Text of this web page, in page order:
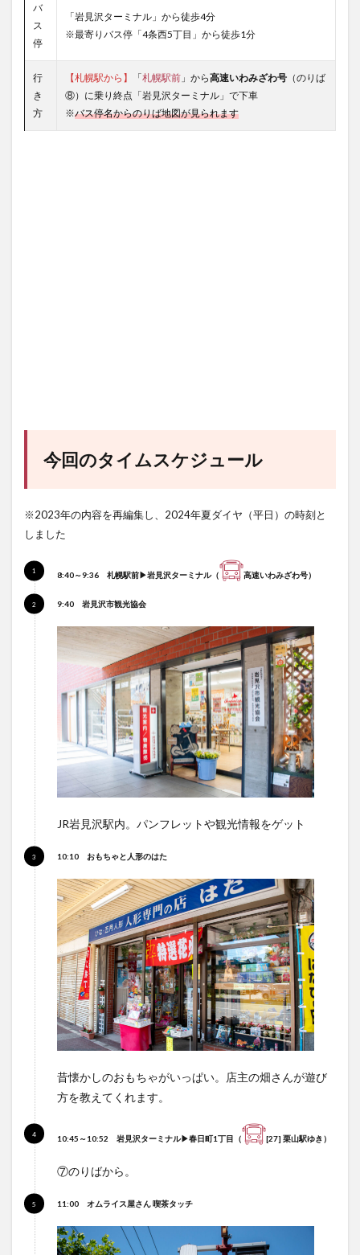
バ
ス
停
「岩見沢ターミナル」から徒歩4分
※最寄りバス停「4条西5丁目」から徒歩1分
行
き
方
【札幌駅から】 「札幌駅前 」から高速いわみざわ号 （のりば
⑧）に乗り終点「岩見沢ターミナル」で下車
※バス停名からのりば地図が見られます
今回のタイムスケジュール
※2023年の内容を再編集し、2024年夏ダイヤ（平日）の時刻と
しました
8:40～9:36 札幌駅前▶岩見沢ターミナル（ 高速いわみざわ号）
9:40 岩見沢市観光協会
JR岩見沢駅内。パンフレットや観光情報をゲット
10:10 おもちゃと人形のはた
昔懐かしのおもちゃがいっぱい。店主の畑さんが遊び
方を教えてくれます。
10:45～10:52 岩見沢ターミナル▶春日町1丁目 （ [27] 栗山駅ゆき）
⑦のりばから。
11:00 オムライス屋さん 喫茶タッチ